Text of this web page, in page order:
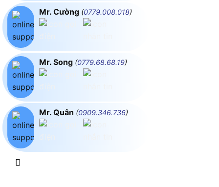
Mr. Cường (0779.008.018)
Mr. Song (0779.68.68.19)
Mr. Quân (0909.346.736)